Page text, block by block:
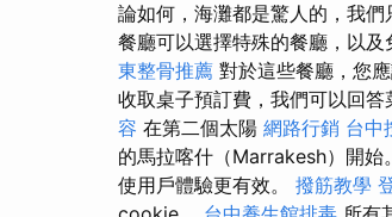
論如何，海灘都是驚人的，我們
餐廳可以選擇特殊的餐廳，以
東整骨推薦 對於這些餐廳，您
收取桌子預訂費，我們可以回
容 在第二個太陽 網路行銷 台中
的馬拉喀什（Marrakesh）開始
使用戶體驗更有效。 撥筋教學